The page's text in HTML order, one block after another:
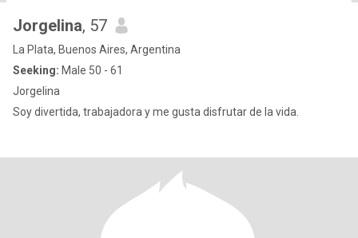
Jorgelina, 57
La Plata, Buenos Aires, Argentina
Seeking: Male 50 - 61
Jorgelina
Soy divertida, trabajadora y me gusta disfrutar de la vida.